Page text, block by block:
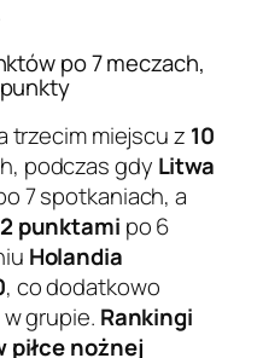
po 7 meczach,
trzecim miejscu z 10
podczas gdy Litwa
7 spotkaniach, a
2 punktami po 6
Holandia
, co dodatkowo
grupie. Rankingi
piłce nożnej